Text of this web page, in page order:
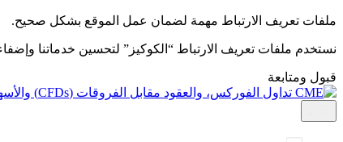
ملفات تعريف الارتباط مهمة لضمان عمل الموقع بشكل صحيح.
نستخدم ملفات تعريف الارتباط “الكوكيز” لتحسين خدماتنا
قبول ومتابعة